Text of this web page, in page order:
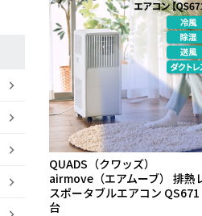
QUADS（クワッズ）
airmove（エアムーブ） 排熱
スポータブルエアコン QS671
台